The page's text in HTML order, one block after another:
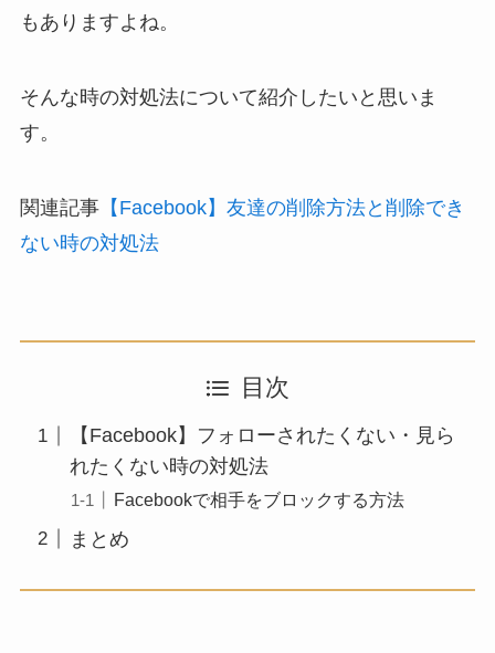
もありますよね。
そんな時の対処法について紹介したいと思いま
す。
関連記事【Facebook】友達の削除方法と削除でき
ない時の対処法
目次
【Facebook】フォローされたくない・見ら
れたくない時の対処法
Facebookで相手をブロックする方法
まとめ